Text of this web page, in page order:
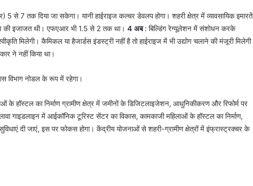
5 से 7 तक दिया जा सकेगा। यानी हाईराइज कल्चर डेवलप होगा। शहरी क्षेत्र में व्यावसायिक ​इमारतें
की इजाजत थी। एफएआर भी 1.5 से 2 तक था। 4 अब: बिल्डिंग रेग्यूलेशन में संशोधन करके
मिलेगी। कैमिकल या हैजार्डस इंडस्ट्री नहीं है तो हाईराइज में भी उद्योग चलाने की मंजूरी मिलेगी
ने नहीं किया ​था।
विभाग नोडल के रूप में रहेगा।
के हॉस्टल का निर्माण ग्रामीण क्षेत्र में जमीनों के डिजिटलाइजेशन, आधुनिकीकरण और रिफोर्म पर
गाइडलाइन में आईकॉनिक टूरिस्ट सेंटर का विकास, कामकाजी महिलाओं के हॉस्टल का निर्माण,
दी जाएं, इस पर फोकस होगा। केंद्रीय योजनाओं से शहरी-ग्रामीण क्षेत्रों में इंफ्रास्ट्रक्चर के